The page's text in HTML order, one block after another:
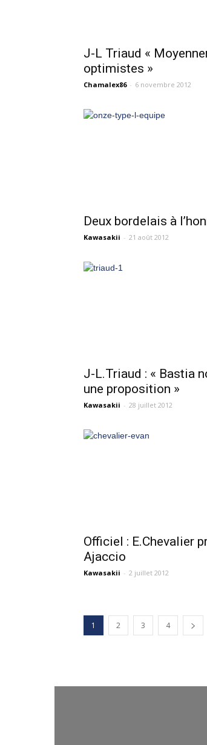
J-L Triaud «
optimistes »
Chamalex86 - 6 novembre 2012
Deux bordelais à
Kawasakii - 21 août 2012
J-L.Triaud : « Bastia
une proposition »
Kawasakii - 28 juillet 2012
Officiel : E.Chevalier
Ajaccio
Kawasakii - 2 juillet 2012
1 2 3 4